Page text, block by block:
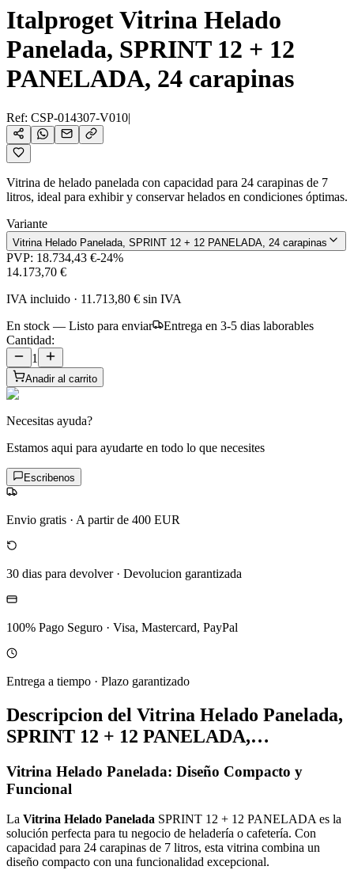
Italproget Vitrina Helado
Panelada, SPRINT 12 + 12
PANELADA, 24 carapinas
Ref: CSP-014307-V010|
Vitrina de helado panelada con capacidad para 24 carapinas de 7
litros, ideal para exhibir y conservar helados en condiciones óptimas.
Variante
Vitrina Helado Panelada, SPRINT 12 + 12 PANELADA, 24 carapinas
PVP: 18.734,43 €-24%
14.173,70 €
IVA incluido · 11.713,80 € sin IVA
En stock — Listo para enviar
Entrega en 3-5 dias laborables
Cantidad:
1
Anadir al carrito
Necesitas ayuda?
Estamos aqui para ayudarte en todo lo que necesites
Escribenos
Envio gratis · A partir de 400 EUR
30 dias para devolver· Devolucion garantizada
100% Pago Seguro · Visa, Mastercard, PayPal
Entrega a tiempo · Plazo garantizado
Descripcion del Vitrina Helado Panelada,
SPRINT 12 + 12 PANELADA,…
Vitrina Helado Panelada: Diseño Compacto y
Funcional
La Vitrina Helado Panelada SPRINT 12 + 12 PANELADA es la
solución perfecta para tu negocio de heladería o cafetería. Con
capacidad para 24 carapinas de 7 litros, esta vitrina combina un
diseño compacto con una funcionalidad excepcional.